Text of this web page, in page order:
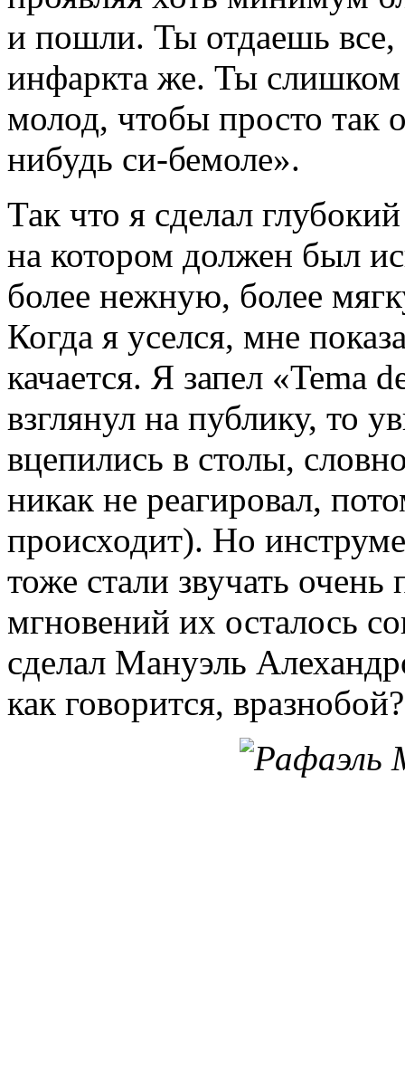
и пошли. Ты отдаешь все,
инфаркта же. Ты
молод, чтобы просто так
нибудь си-бемоле».
Так что я сделал
на котором должен был
более нежную, более
Когда я уселся, мне
качается. Я запел «Tema
взглянул на публику, то
вцепились в столы,
никак не реагировал,
происходит). Но
тоже стали звучать очень
мгновений их осталось
сделал Мануэль
как говорится, вразнобой?